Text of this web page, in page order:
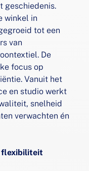
geschiedenis.
winkel in
tot een
van
De
focus op
Vanuit het
en studio werkt
snelheid
verwachten én
flexibiliteit